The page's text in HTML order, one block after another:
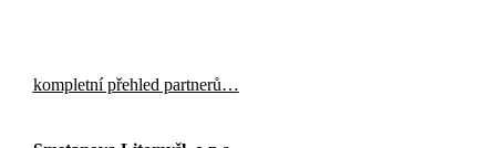
kompletní přehled partnerů…